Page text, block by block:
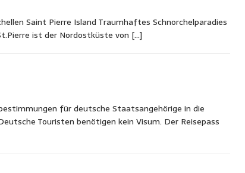
Saint Pierre Island Traumhaftes Schnorchelparadies
ist der Nordostküste von […]
für deutsche Staatsangehörige in die
Touristen benötigen kein Visum. Der Reisepass